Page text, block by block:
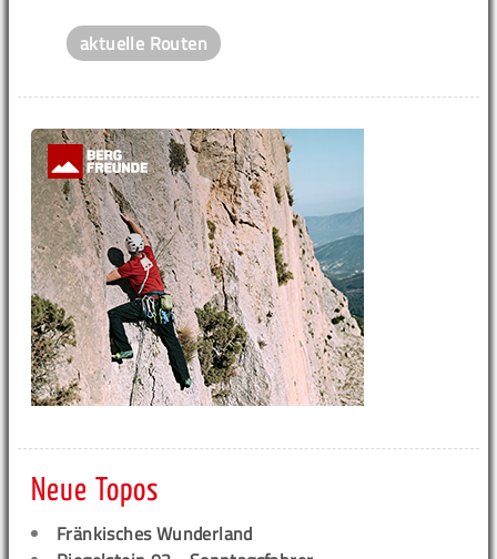
aktuelle Routen
Neue Topos
Fränkisches Wunderland